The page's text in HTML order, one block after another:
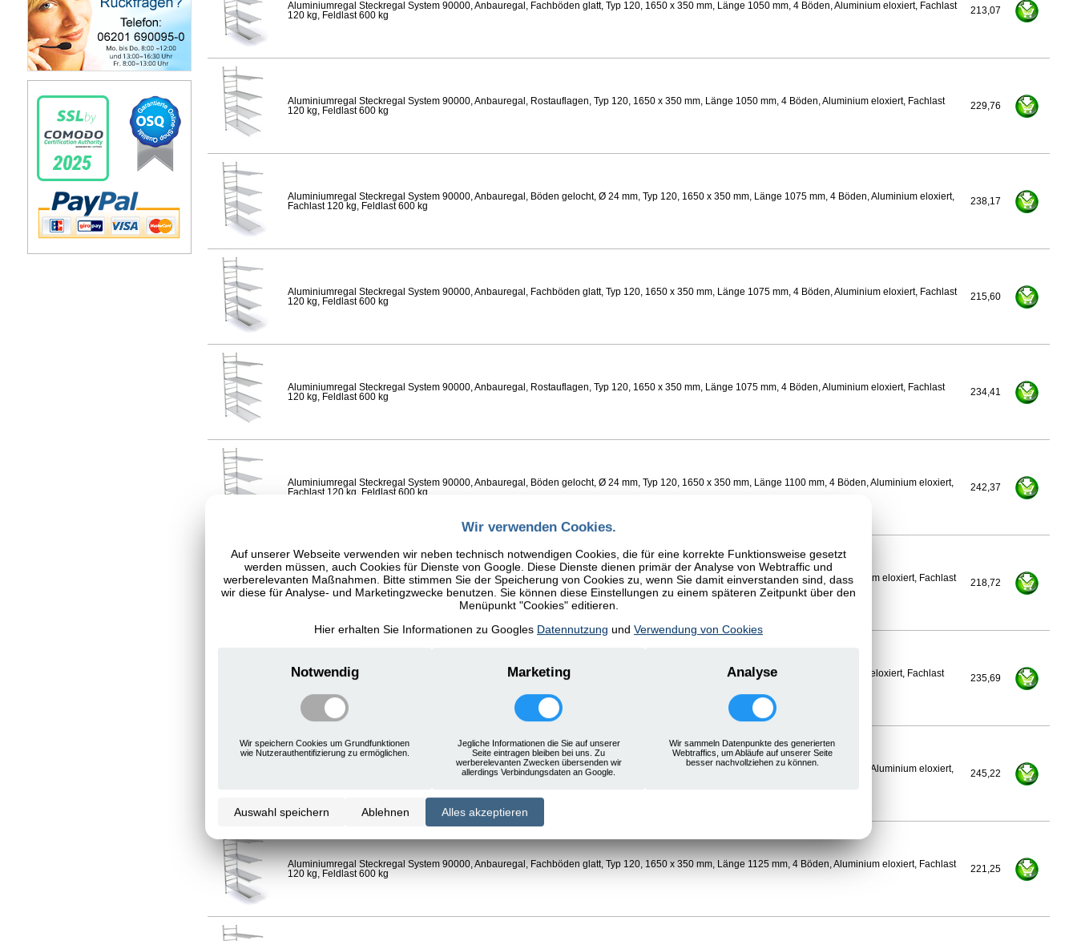
Aluminiumregal Steckregal System 90000, Anbauregal, Fachböden glatt, Typ 120, 1650 x 350 mm, Länge 1050 mm, 4 Böden, Aluminium eloxiert, Fachlast
120 kg, Feldlast 600 kg
213,07
Aluminiumregal Steckregal System 90000, Anbauregal, Rostauflagen, Typ 120, 1650 x 350 mm, Länge 1050 mm, 4 Böden, Aluminium eloxiert, Fachlast
120 kg, Feldlast 600 kg
229,76
Aluminiumregal Steckregal System 90000, Anbauregal, Böden gelocht, Ø 24 mm, Typ 120, 1650 x 350 mm, Länge 1075 mm, 4 Böden, Aluminium eloxiert,
Fachlast 120 kg, Feldlast 600 kg
238,17
Aluminiumregal Steckregal System 90000, Anbauregal, Fachböden glatt, Typ 120, 1650 x 350 mm, Länge 1075 mm, 4 Böden, Aluminium eloxiert, Fachlast
120 kg, Feldlast 600 kg
215,60
Aluminiumregal Steckregal System 90000, Anbauregal, Rostauflagen, Typ 120, 1650 x 350 mm, Länge 1075 mm, 4 Böden, Aluminium eloxiert, Fachlast
120 kg, Feldlast 600 kg
234,41
Aluminiumregal Steckregal System 90000, Anbauregal, Böden gelocht, Ø 24 mm, Typ 120, 1650 x 350 mm, Länge 1100 mm, 4 Böden, Aluminium eloxiert,
Fachlast 120 kg, Feldlast 600 kg
242,37
Aluminiumregal Steckregal System 90000, Anbauregal, Fachböden glatt, Typ 120, 1650 x 350 mm, Länge 1100 mm, 4 Böden, Aluminium eloxiert, Fachlast
120 kg, Feldlast 600 kg
218,72
Aluminiumregal Steckregal System 90000, Anbauregal, Rostauflagen, Typ 120, 1650 x 350 mm, Länge 1100 mm, 4 Böden, Aluminium eloxiert, Fachlast
120 kg, Feldlast 600 kg
235,69
Aluminiumregal Steckregal System 90000, Anbauregal, Böden gelocht, Ø 24 mm, Typ 120, 1650 x 350 mm, Länge 1125 mm, 4 Böden, Aluminium eloxiert,
245,22
Aluminiumregal Steckregal System 90000, Anbauregal, Fachböden glatt, Typ 120, 1650 x 350 mm, Länge 1125 mm, 4 Böden, Aluminium eloxiert, Fachlast
120 kg, Feldlast 600 kg
221,25
Wir verwenden Cookies.
Auf unserer Webseite verwenden wir neben technisch notwendigen Cookies, die für eine korrekte Funktionsweise gesetzt
werden müssen, auch Cookies für Dienste von Google. Diese Dienste dienen primär der Analyse von Webtraffic und
werberelevanten Maßnahmen. Bitte stimmen Sie der Speicherung von Cookies zu, wenn Sie damit einverstanden sind, dass
wir diese für Analyse- und Marketingzwecke benutzen. Sie können diese Einstellungen zu einem späteren Zeitpunkt über den
Menüpunkt "Cookies" editieren.
Hier erhalten Sie Informationen zu Googles Datennutzung und Verwendung von Cookies
Notwendig
Wir speichern Cookies um Grundfunktionen
wie Nutzerauthentifizierung zu ermöglichen.
Marketing
Jegliche Informationen die Sie auf unserer
Seite eintragen bleiben bei uns. Zu
werberelevanten Zwecken übersenden wir
allerdings Verbindungsdaten an Google.
Analyse
Wir sammeln Datenpunkte des generierten
Webtraffics, um Abläufe auf unserer Seite
besser nachvollziehen zu können.
Auswahl speichern Ablehnen Alles akzeptieren